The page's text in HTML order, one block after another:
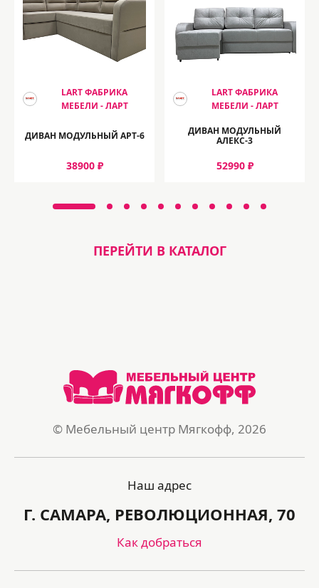
LART ФАБРИКА
МЕБЕЛИ - ЛАРТ
ДИВАН МОДУЛЬНЫЙ АРТ-6
38900 ₽
LART ФАБРИКА
МЕБЕЛИ - ЛАРТ
ДИВАН МОДУЛЬНЫЙ
АЛЕКС-3
52990 ₽
ПЕРЕЙТИ В КАТАЛОГ
© Мебельный центр Мягкофф, 2026
Наш адрес
Г. САМАРА, РЕВОЛЮЦИОННАЯ, 70
Как добраться